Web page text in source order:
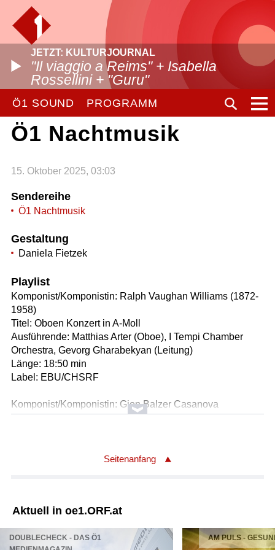
JETZT: KULTURJOURNAL
"Il viaggio a Reims" + Isabella
Rossellini + "Guru"
Ö1 SOUND PROGRAMM
Ö1 Nachtmusik
15. Oktober 2025, 03:03
Sendereihe
Ö1 Nachtmusik
Gestaltung
Daniela Fietzek
Playlist
Komponist/Komponistin: Ralph Vaughan Williams (1872-
1958)
Titel: Oboen Konzert in A-Moll
Ausführende: Matthias Arter (Oboe), I Tempi Chamber
Orchestra, Gevorg Gharabekyan (Leitung)
Länge: 18:50 min
Label: EBU/CHSRF
Komponist/Komponistin: Gion Balzer Casanova
Titel: La sera sper il lag (Abend am See)
Titel: Sinfonie Nr. 3 in Es-Dur Op. 55 "Eroica"
Ausführende: Orchestre de la Suisse Romande, Daniele
Gatti (Leitung)
Seitenanfang
Aktuell in oe1.ORF.at
DOUBLECHECK - DAS Ö1
AM PULS -